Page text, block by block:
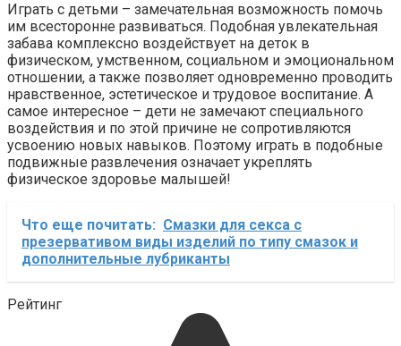
Играть с детьми – замечательная возможность помочь
им всесторонне развиваться. Подобная увлекательная
забава комплексно воздействует на деток в
физическом, умственном, социальном и эмоциональном
отношении, а также позволяет одновременно проводить
нравственное, эстетическое и трудовое воспитание. А
самое интересное – дети не замечают специального
воздействия и по этой причине не сопротивляются
усвоению новых навыков. Поэтому играть в подобные
подвижные развлечения означает укреплять
физическое здоровье малышей!
Что еще почитать: Смазки для секса с
презервативом виды изделий по типу смазок и
дополнительные лубриканты
Рейтинг